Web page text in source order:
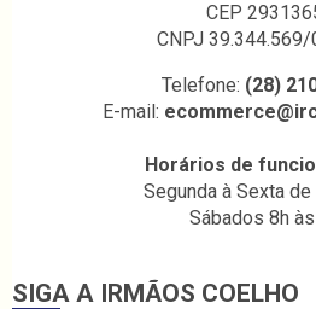
CEP
CNPJ
Telefone: (28)
E-mail:
Horários de
Segunda à Sexta
Sábados 8h
SIGA A IRMÃOS COELHO